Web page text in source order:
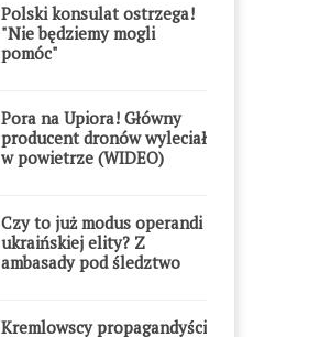
Polski konsulat ostrzega!
"Nie będziemy mogli
pomóc"
Pora na Upiora! Główny
producent dronów wyleciał
w powietrze (WIDEO)
Czy to już modus operandi
ukraińskiej elity? Z
ambasady pod śledztwo
Kremlowscy propagandyści